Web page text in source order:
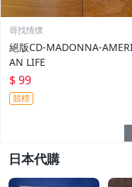
尋找情懷
絕版CD-MADONNA-
AN LIFE
$ 99
競標
日本代購